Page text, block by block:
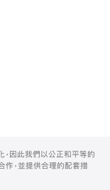
因此我們以公正和平等的
，並提供合理的配套措